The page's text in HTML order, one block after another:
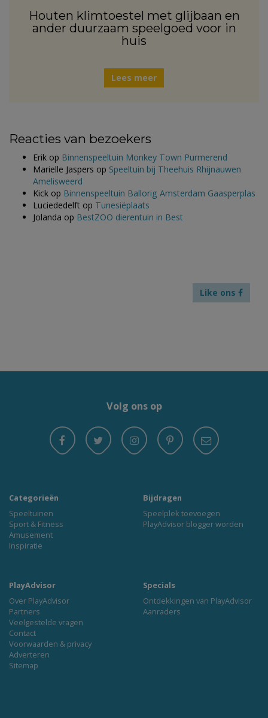
Houten klimtoestel met glijbaan en
ander duurzaam speelgoed voor in
huis
Lees meer
Reacties van bezoekers
Erik op Binnenspeeltuin Monkey Town Purmerend
Marielle Jaspers op Speeltuin bij Theehuis Rhijnauwen
Amelisweerd
Kick op Binnenspeeltuin Ballorig Amsterdam Gaasperplas
Luciededelft op Tunesiëplaats
Jolanda op BestZOO dierentuin in Best
Like ons
Volg ons op
Categorieën
Speeltuinen
Sport & Fitness
Amusement
Inspiratie
Bijdragen
Speelplek toevoegen
PlayAdvisor blogger worden
PlayAdvisor
Over PlayAdvisor
Partners
Veelgestelde vragen
Contact
Voorwaarden & privacy
Adverteren
Sitemap
Specials
Ontdekkingen van PlayAdvisor
Aanraders